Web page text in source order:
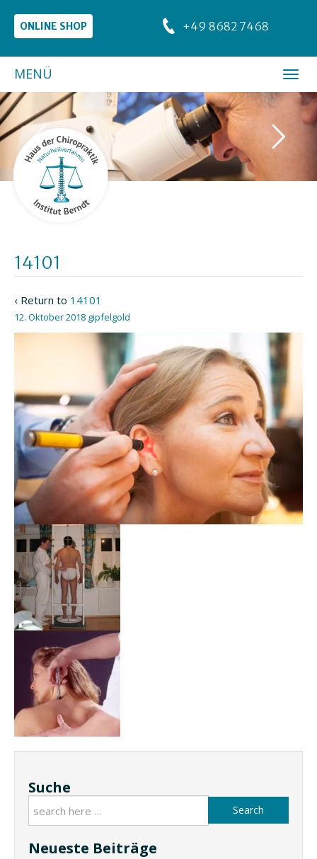
ONLINE SHOP +49 8682 7468
MENÜ
14101
‹ Return to 14101
12. Oktober 2018 gipfelgold
Suche
Search
Neueste Beiträge